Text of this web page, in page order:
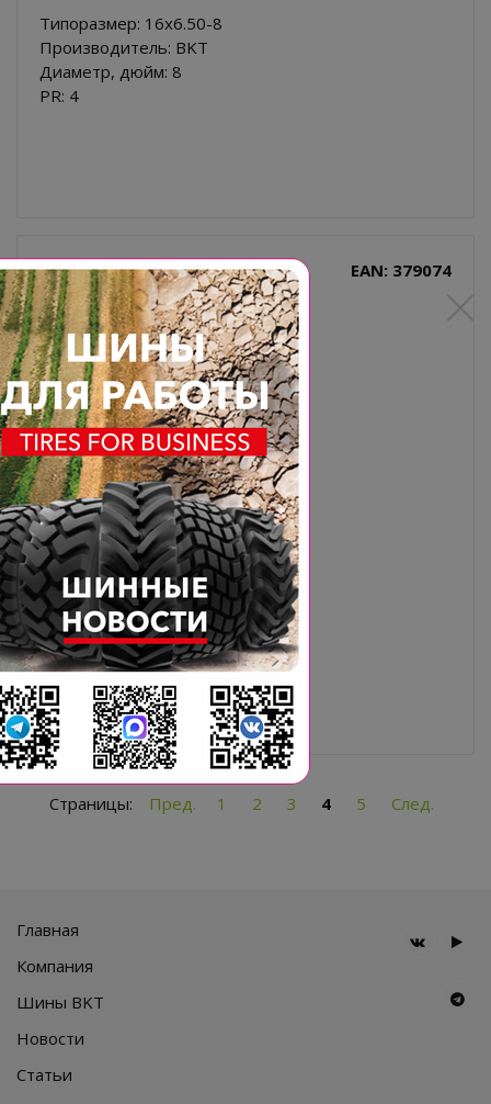
Типоразмер: 16x6.50-8
Производитель: BKT
Диаметр, дюйм: 8
PR: 4
EAN: 379074
16X6.50-8 10PR BKT LG RIB TL
Типоразмер: 16x6.50-8
Производитель: BKT
Диаметр, дюйм: 8
PR: 10
Страницы: Пред. 1 2 3 4 5 След.
Главная
Компания
Шины BKT
Новости
Статьи